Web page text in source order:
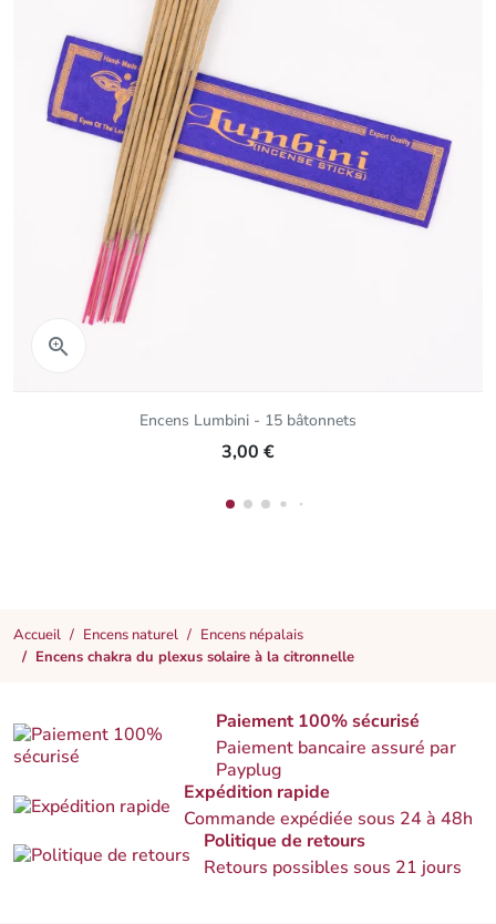

Encens Lumbini - 15 bâtonnets
3,00 €
Accueil Encens naturel
Encens népalais
Encens chakra du plexus solaire à la citronnelle
Paiement 100% sécurisé
Paiement bancaire assuré par
Payplug
Expédition rapide
Commande expédiée sous 24 à 48h
Politique de retours
Retours possibles sous 21 jours